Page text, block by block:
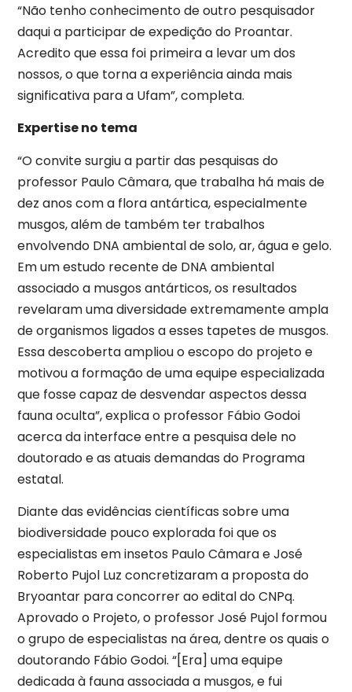
“Não tenho conhecimento de outro pesquisador
daqui a participar de expedição do Proantar.
Acredito que essa foi primeira a levar um dos
nossos, o que torna a experiência ainda mais
significativa para a Ufam”, completa.
Expertise no tema
“O convite surgiu a partir das pesquisas do
professor Paulo Câmara, que trabalha há mais de
dez anos com a flora antártica, especialmente
musgos, além de também ter trabalhos
envolvendo DNA ambiental de solo, ar, água e gelo.
Em um estudo recente de DNA ambiental
associado a musgos antárticos, os resultados
revelaram uma diversidade extremamente ampla
de organismos ligados a esses tapetes de musgos.
Essa descoberta ampliou o escopo do projeto e
motivou a formação de uma equipe especializada
que fosse capaz de desvendar aspectos dessa
fauna oculta”, explica o professor Fábio Godoi
acerca da interface entre a pesquisa dele no
doutorado e as atuais demandas do Programa
estatal.
Diante das evidências científicas sobre uma
biodiversidade pouco explorada foi que os
especialistas em insetos Paulo Câmara e José
Roberto Pujol Luz concretizaram a proposta do
Bryoantar para concorrer ao edital do CNPq.
Aprovado o Projeto, o professor José Pujol formou
o grupo de especialistas na área, dentre os quais o
doutorando Fábio Godoi. “[Era] uma equipe
dedicada à fauna associada a musgos, e fui